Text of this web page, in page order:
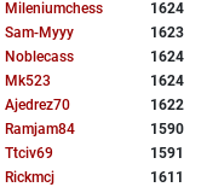
Mileniumchess 1624
Sam-Myyy 1623
Noblecass 1624
Mk523 1624
Ajedrez70 1622
Ramjam84 1590
Ttciv69 1591
Rickmcj 1611